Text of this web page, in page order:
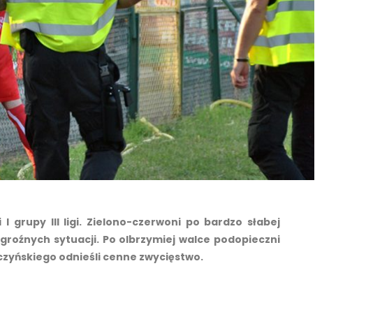
I grupy III ligi. Zielono-czerwoni po bardzo słabej
sytuacji. Po olbrzymiej walce podopieczni
odnieśli cenne zwycięstwo.